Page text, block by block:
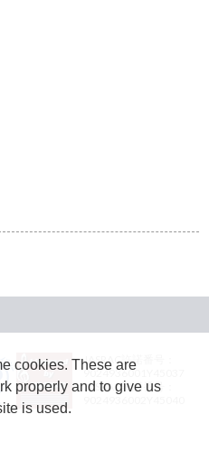
JASRAC許諾番号：
9024936001Y45037
JASRAC許諾番号：
cookies. These are
properly and to give us
is used.